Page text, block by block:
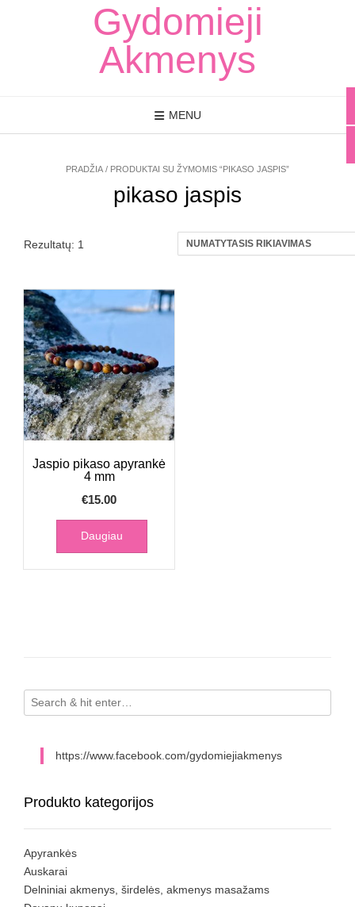
Gydomieji
Akmenys
MENU
PRADŽIA / PRODUKTAI SU ŽYMOMIS “PIKASO JASPIS”
pikaso jaspis
Rezultatų: 1
Jaspio pikaso apyrankė
4 mm
€15.00
Daugiau
https://www.facebook.com/gydomiejiakmenys
Produkto kategorijos
Apyrankės
Auskarai
Delniniai akmenys, širdelės, akmenys masažams